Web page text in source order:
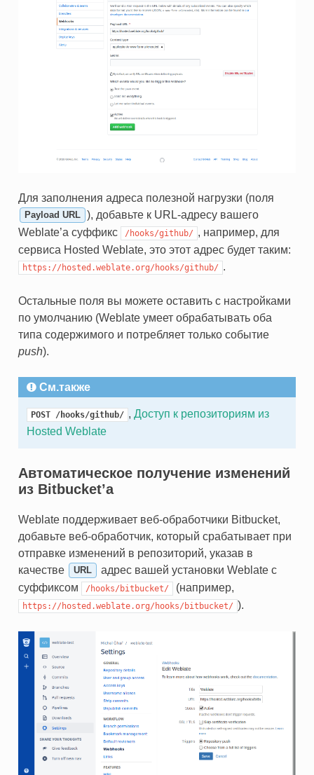
Для заполнения адреса полезной нагрузки (поля
Payload URL
), добавьте к URL-адресу вашего
Weblate’а суффикс
/hooks/github/ , например, для
сервиса Hosted Weblate, это этот адрес будет таким:
https://hosted.weblate.org/hooks/github/ .
Остальные поля вы можете оставить с настройками
по умолчанию (Weblate умеет обрабатывать оба
типа содержимого и потребляет только событие
push).
См.также
POST /hooks/github/ , Доступ к репозиториям из
Hosted Weblate
Автоматическое получение изменений
из Bitbucket’а
Weblate поддерживает веб-обработчики Bitbucket,
добавьте веб-обработчик, который срабатывает при
отправке изменений в репозиторий, указав в
качестве
URL
адрес вашей установки Weblate с
суффиксом
/hooks/bitbucket/ (например,
https://hosted.weblate.org/hooks/bitbucket/ ).